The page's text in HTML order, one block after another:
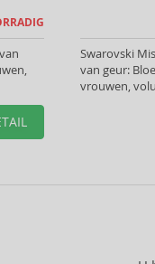
Swarovski
van geur:
vrouwen,